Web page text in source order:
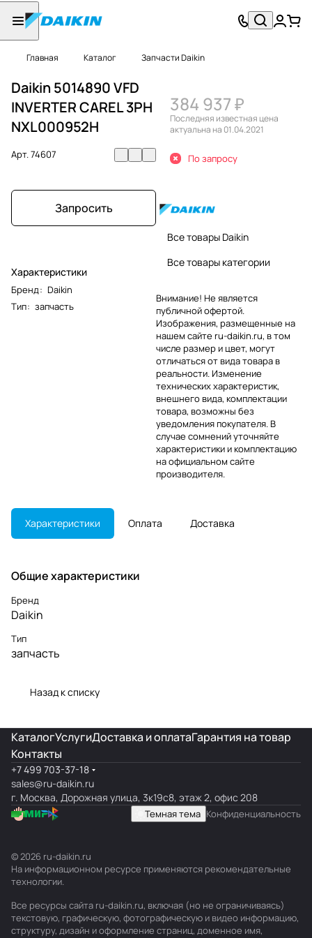
Главная Каталог Запчасти Daikin
Daikin 5014890 VFD
INVERTER CAREL 3PH
NXL000952H
Арт.74607
Запросить
Характеристики
Бренд: Daikin
Тип: запчасть
384 937 ₽
Последняя известная цена
актуальна на 01.04.2021
По запросу
Все товары Daikin
Все товары категории
Внимание! Не является
публичной офертой.
Изображения, размещенные на
нашем сайте ru-daikin.ru, в том
числе размер и цвет, могут
отличаться от вида товара в
реальности. Изменение
технических характеристик,
внешнего вида, комплектации
товара, возможны без
уведомления покупателя. В
случае сомнений уточняйте
характеристики и комплектацию
на официальном сайте
производителя.
Характеристики Оплата Доставка
Общие характеристики
Бренд
Daikin
Тип
запчасть
Назад к списку
КаталогУслугиДоставка и оплатаГарантия на товар
Контакты
+7 499 703-37-18
sales@ru-daikin.ru
г. Москва, Дорожная улица, 3к19с8, этаж 2, офис 208
Темная тема Конфиденциальность
© 2026 ru-daikin.ru
На информационном ресурсе применяются рекомендательные
технологии.
Все ресурсы сайта ru-daikin.ru, включая (но не ограничиваясь)
текстовую, графическую, фотографическую и видео информацию,
структуру, дизайн и оформление страниц, доменное имя,